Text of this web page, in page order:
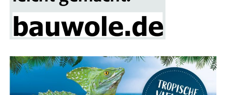
nicht nur den Arbeits­weg, son­dern auch Frei­zeit-
und Urlaubs­fahr­ten meistern.
Fahr­rad nach Wahl:Ob E‑Bike, Las­ten­rad oder
Dienst­rad wird.
Ein­fach online:Behal­te alle Pro­zes­se rund um
Dein Dienst­rad jeder­zeit bequem online im Blick